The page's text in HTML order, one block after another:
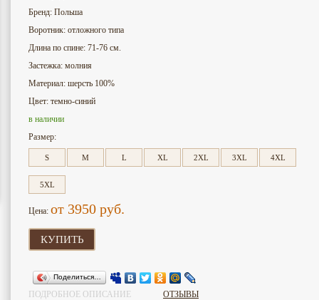
Бренд: Польша
Воротник: отложного типа
Длина по спине: 71-76 см.
Застежка: молния
Материал: шерсть 100%
Цвет: темно-синий
в наличии
Размер:
S M L XL 2XL 3XL 4XL
5XL
Цена: от 3950 руб.
КУПИТЬ
Поделиться…
ПОДРОБНОЕ ОПИСАНИЕ ОТЗЫВЫ